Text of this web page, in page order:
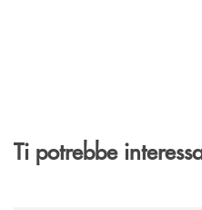
Ti potrebbe